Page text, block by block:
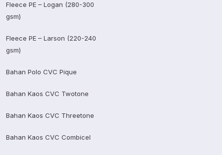
Fleece PE – Logan (280-300
gsm)
Fleece PE – Larson (220-240
gsm)
Bahan Polo CVC Pique
Bahan Kaos CVC Twotone
Bahan Kaos CVC Threetone
Bahan Kaos CVC Combicel